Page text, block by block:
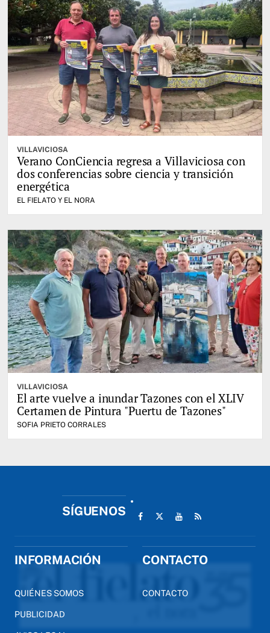
VILLAVICIOSA
Verano ConCiencia regresa a Villaviciosa con
dos conferencias sobre ciencia y transición
energética
EL FIELATO Y EL NORA
VILLAVICIOSA
El arte vuelve a inundar Tazones con el XLIV
Certamen de Pintura "Puertu de Tazones"
SOFIA PRIETO CORRALES
SÍGUENOS
INFORMACIÓN
QUIÉNES SOMOS
PUBLICIDAD
CONTACTO
CONTACTO